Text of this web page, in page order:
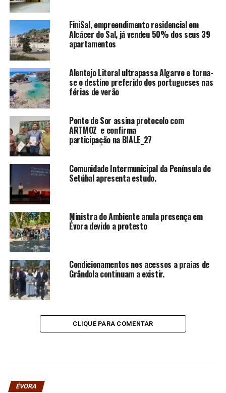
FiniSal, empreendimento residencial em
Alcácer do Sal, já vendeu 50% dos seus 39
apartamentos
Alentejo Litoral ultrapassa Algarve e torna-
se o destino preferido dos portugueses nas
férias de verão
Ponte de Sor assina protocolo com
ARTMOZ e confirma
participação na BIALE_27
Comunidade Intermunicipal da Península de
Setúbal apresenta estudo.
Ministra do Ambiente anula presença em
Évora devido a protesto
Condicionamentos nos acessos a praias de
Grândola continuam a existir.
CLIQUE PARA COMENTAR
ÉVORA